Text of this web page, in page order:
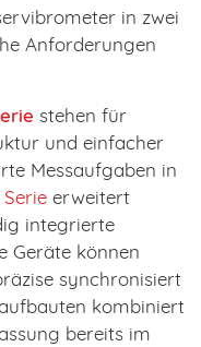
in zwei
Anforderungen
stehen für
und einfacher
Messaufgaben in
Serie erweitert
integrierte
Geräte können
synchronisiert
kombiniert
bereits im